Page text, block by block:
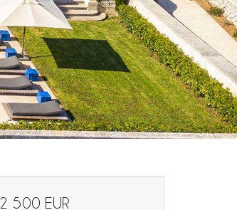
2 500 EUR